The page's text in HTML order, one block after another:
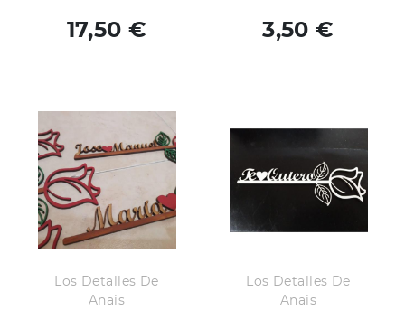
17,50 € 3,50 €
Los Detalles De
Anais
Los Detalles De
Anais